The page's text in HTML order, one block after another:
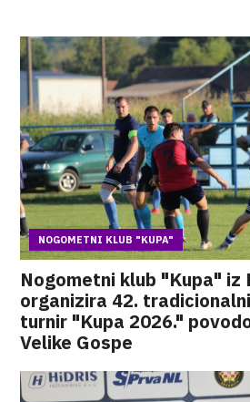
NOGOMETNI KLUB "KUPA"
Nogometni klub "Kupa" iz
organizira 42.
turnir "Kupa 2026."
Velike Gospe